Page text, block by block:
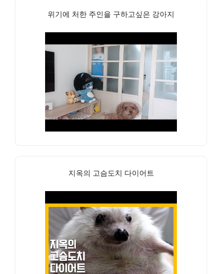
위기에 처한 주인을 구하고싶은 강아지
지옥의 고슴도치 다이어트